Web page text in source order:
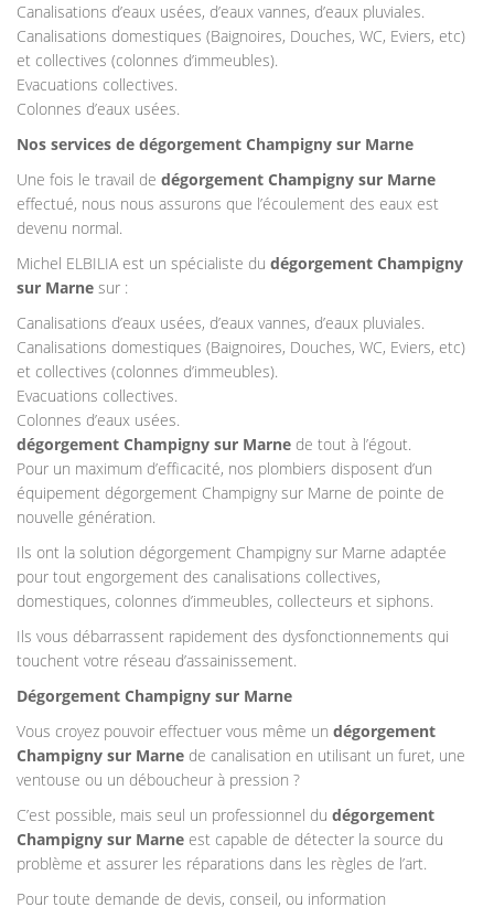
Canalisations d’eaux usées, d’eaux vannes, d’eaux pluviales.
Canalisations domestiques (Baignoires, Douches, WC, Eviers, etc)
et collectives (colonnes d’immeubles).
Evacuations collectives.
Colonnes d’eaux usées.
Nos services de dégorgement Champigny sur Marne
Une fois le travail de dégorgement Champigny sur Marne
effectué, nous nous assurons que l’écoulement des eaux est
devenu normal.
Michel ELBILIA est un spécialiste du dégorgement Champigny
sur Marne sur :
Canalisations d’eaux usées, d’eaux vannes, d’eaux pluviales.
Canalisations domestiques (Baignoires, Douches, WC, Eviers, etc)
et collectives (colonnes d’immeubles).
Evacuations collectives.
Colonnes d’eaux usées.
dégorgement Champigny sur Marne de tout à l’égout.
Pour un maximum d’efficacité, nos plombiers disposent d’un
équipement dégorgement Champigny sur Marne de pointe de
nouvelle génération.
Ils ont la solution dégorgement Champigny sur Marne adaptée
pour tout engorgement des canalisations collectives,
domestiques, colonnes d’immeubles, collecteurs et siphons.
Ils vous débarrassent rapidement des dysfonctionnements qui
touchent votre réseau d’assainissement.
Dégorgement Champigny sur Marne
Vous croyez pouvoir effectuer vous même un dégorgement
Champigny sur Marne de canalisation en utilisant un furet, une
ventouse ou un déboucheur à pression ?
C’est possible, mais seul un professionnel du dégorgement
Champigny sur Marne est capable de détecter la source du
problème et assurer les réparations dans les règles de l’art.
Pour toute demande de devis, conseil, ou information